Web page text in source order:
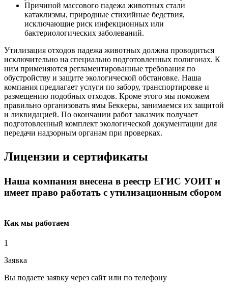
Причиной массового падежа животных стали
катаклизмы, природные стихийные бедствия,
исключающие риск инфекционных или
бактериологических заболеваний.
Утилизация отходов падежа животных должна проводиться
исключительно на специально подготовленных полигонах. К
ним применяются регламентированные требования по
обустройству и защите экологической обстановке. Наша
компания предлагает услуги по забору, транспортировке и
размещению подобных отходов. Кроме этого мы поможем
правильно организовать ямы Беккеры, занимаемся их защитой
и ликвидацией. По окончании работ заказчик получает
подготовленный комплект экологической документации для
передачи надзорным органам при проверках.
Лицензии и сертификаты
Наша компания внесена в реестр ЕГИС УОИТ и
имеет право работать с утилизационным сбором
Как мы работаем
1
Заявка
Вы подаете заявку через сайт или по телефону